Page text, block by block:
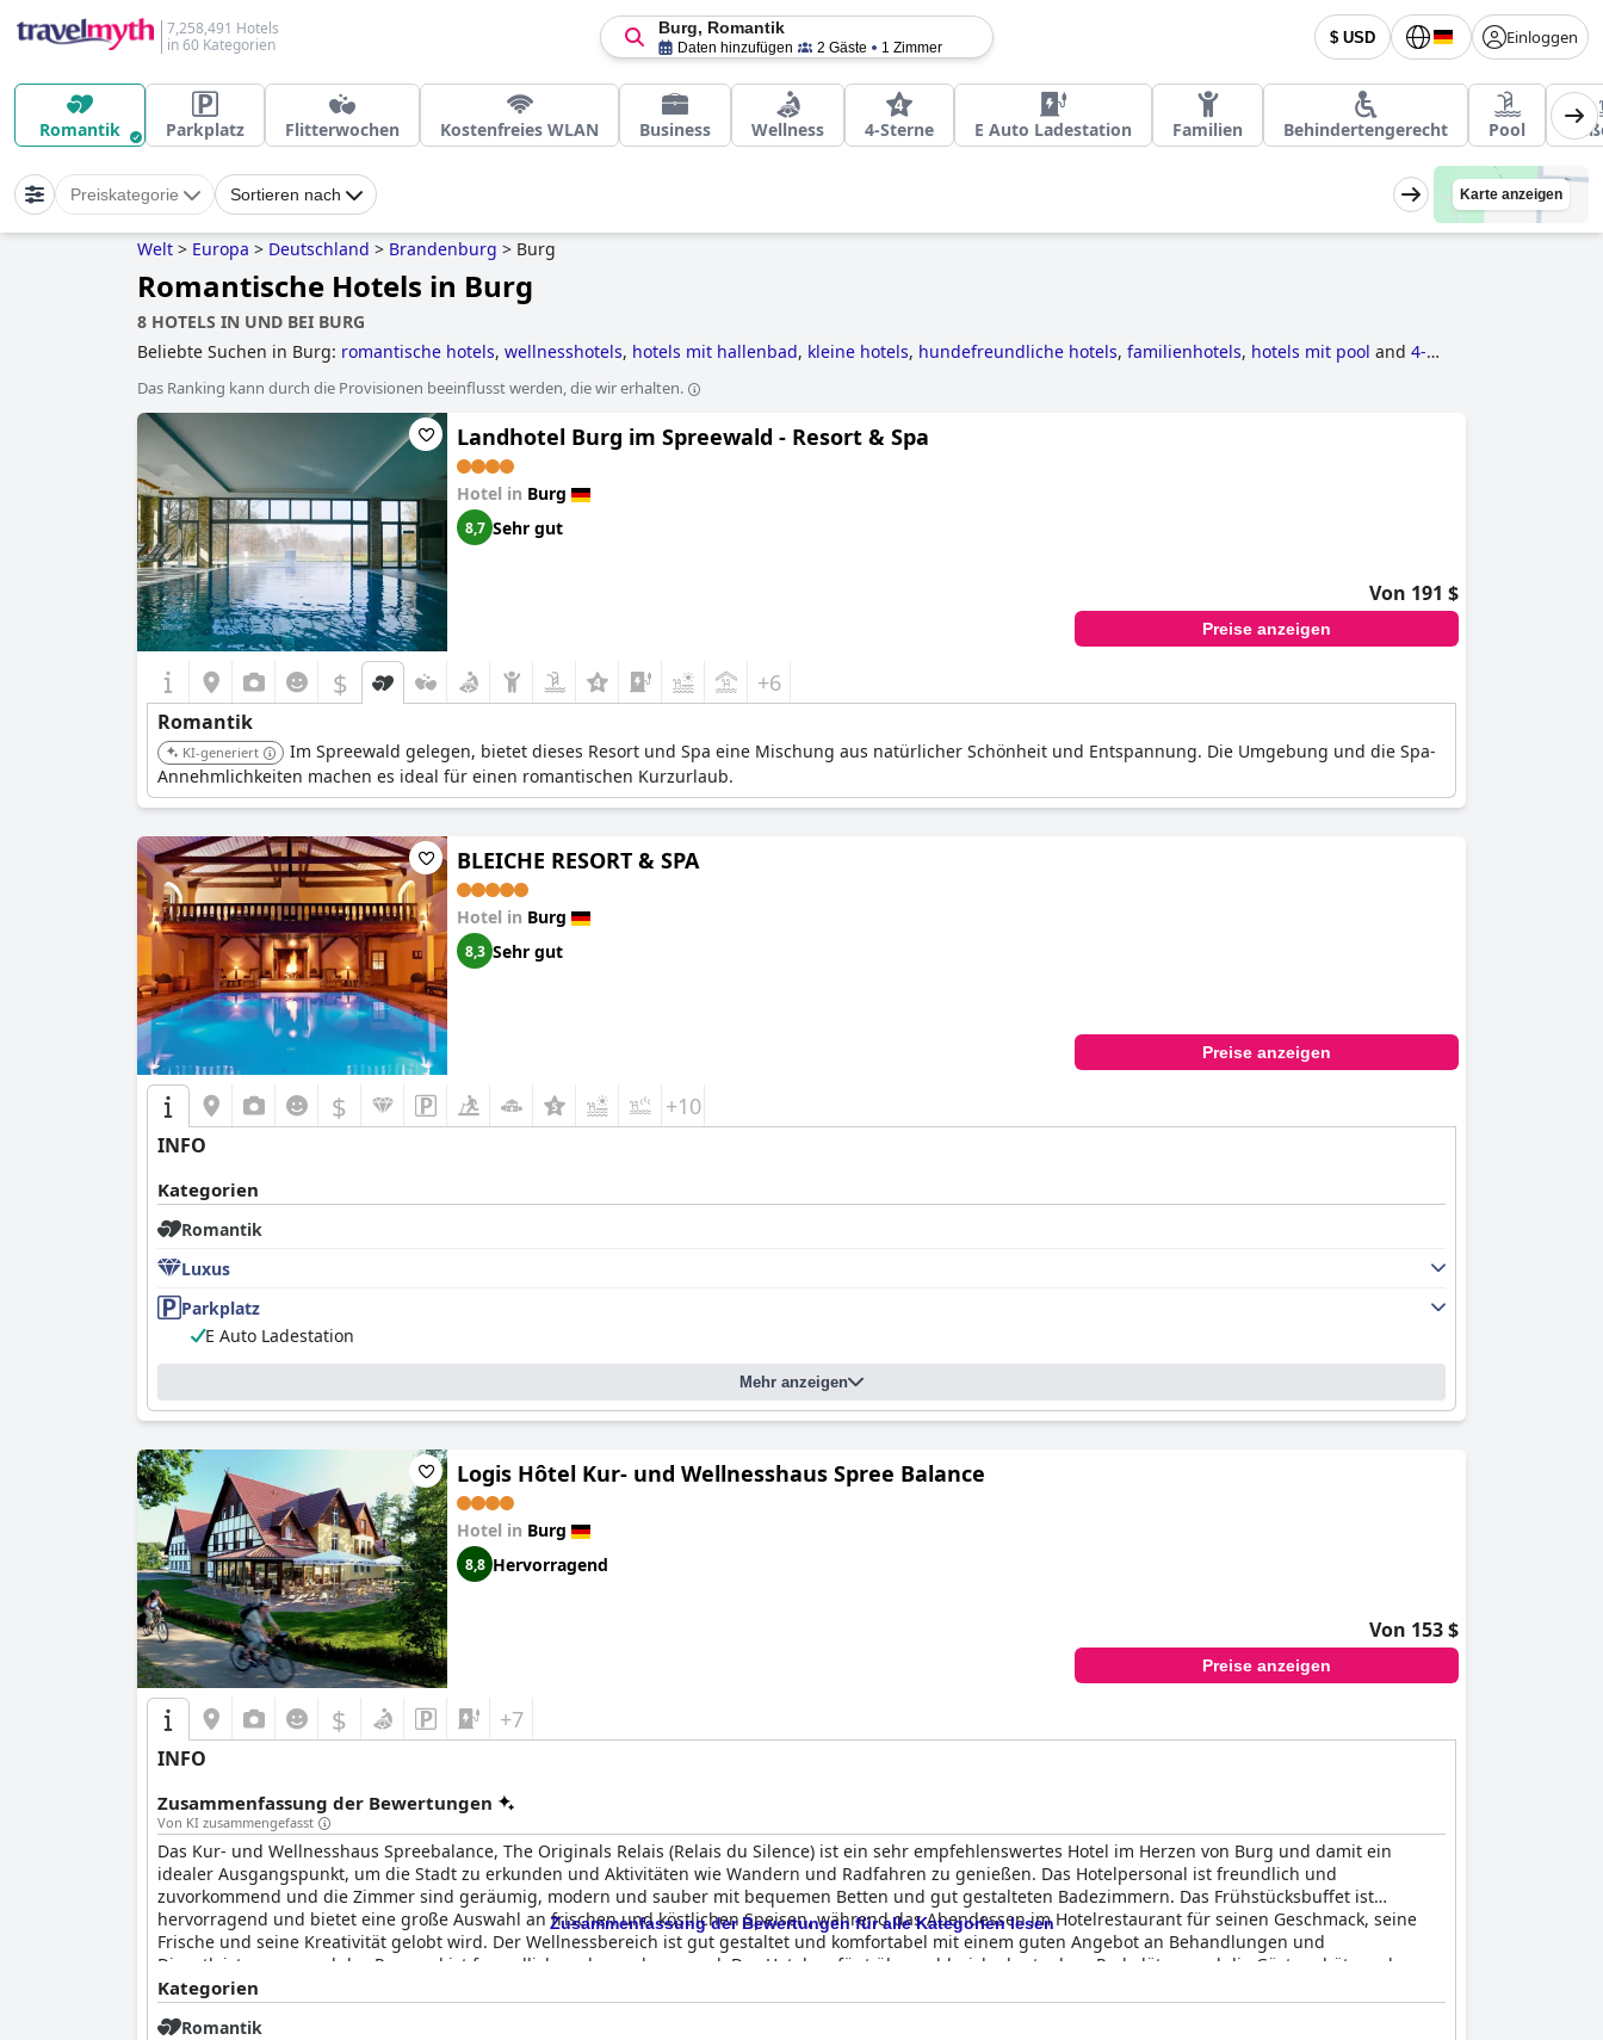
7,258,491 Hotels
in 60 Kategorien
$ USD Einloggen
Burg, Romantik
Daten hinzufügen 2 Gäste 1 Zimmer
Romantik Parkplatz Flitterwochen Kostenfreies WLAN Business Wellness 4-Sterne E Auto Ladestation Familien Behindertengerecht Pool
Preiskategorie Sortieren nach Karte anzeigen
Welt > Europa > Deutschland > Brandenburg > Burg
Romantische Hotels in Burg
8 HOTELS IN UND BEI BURG
Beliebte Suchen in Burg: romantische hotels, wellnesshotels, hotels mit hallenbad, kleine hotels, hundefreundliche hotels, familienhotels, hotels mit pool and 4-
Das Ranking kann durch die Provisionen beeinflusst werden, die wir erhalten.
Landhotel Burg im Spreewald - Resort & Spa
Hotel in Burg
8,7 Sehr gut
Von 191 $
Preise anzeigen
$ +6
Romantik
KI-generiert
Im Spreewald gelegen, bietet dieses Resort und Spa eine Mischung aus natürlicher Schönheit und Entspannung. Die Umgebung und die Spa-
Annehmlichkeiten machen es ideal für einen romantischen Kurzurlaub.
BLEICHE RESORT & SPA
Hotel in Burg
8,3 Sehr gut
Preise anzeigen
$ +10
INFO
Kategorien
Romantik
Luxus
Parkplatz
E Auto Ladestation
Mehr anzeigen
Logis Hôtel Kur- und Wellnesshaus Spree Balance
Hotel in Burg
8,8 Hervorragend
Von 153 $
Preise anzeigen
$ +7
INFO
Zusammenfassung der Bewertungen
Von KI zusammengefasst
Das Kur- und Wellnesshaus Spreebalance, The Originals Relais (Relais du Silence) ist ein sehr empfehlenswertes Hotel im Herzen von Burg und damit ein
idealer Ausgangspunkt, um die Stadt zu erkunden und Aktivitäten wie Wandern und Radfahren zu genießen. Das Hotelpersonal ist freundlich und
zuvorkommend und die Zimmer sind geräumig, modern und sauber mit bequemen Betten und gut gestalteten Badezimmern. Das Frühstücksbuffet ist
hervorragend und bietet eine große Auswahl an frischen und köstlichen Speisen, während das Abendessen im Hotelrestaurant für seinen Geschmack, seine
Frische und seine Kreativität gelobt wird. Der Wellnessbereich ist gut gestaltet und komfortabel mit einem guten Angebot an Behandlungen und
Dienstleistungen, und das Personal ist freundlich und zuvorkommend. Das Hotel verfügt über zahlreiche kostenlose Parkplätze, und die Gäste schätzen das
problemlose Parken. Insgesamt haben die Gäste eine fantastische Erfahrung im Kur und Wellnesshaus Spreebalance gemacht und viele loben die
Freundlichkeit und Aufmerksamkeit des Hotelpersonals.
Zusammenfassung der Bewertungen für alle Kategorien lesen
Kategorien
Romantik